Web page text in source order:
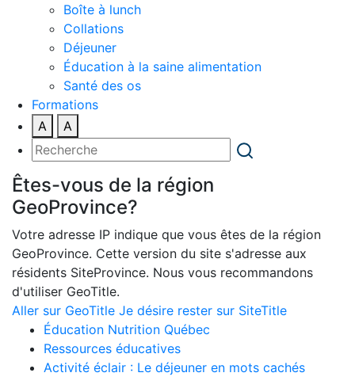
Boîte à lunch
Collations
Déjeuner
Éducation à la saine alimentation
Santé des os
Formations
A
A
Êtes-vous de la région
GeoProvince?
Votre adresse IP indique que vous êtes de la région
GeoProvince. Cette version du site s'adresse aux
résidents SiteProvince. Nous vous recommandons
d'utiliser GeoTitle.
Aller sur GeoTitle Je désire rester sur SiteTitle
Éducation Nutrition Québec
Ressources éducatives
Activité éclair : Le déjeuner en mots cachés